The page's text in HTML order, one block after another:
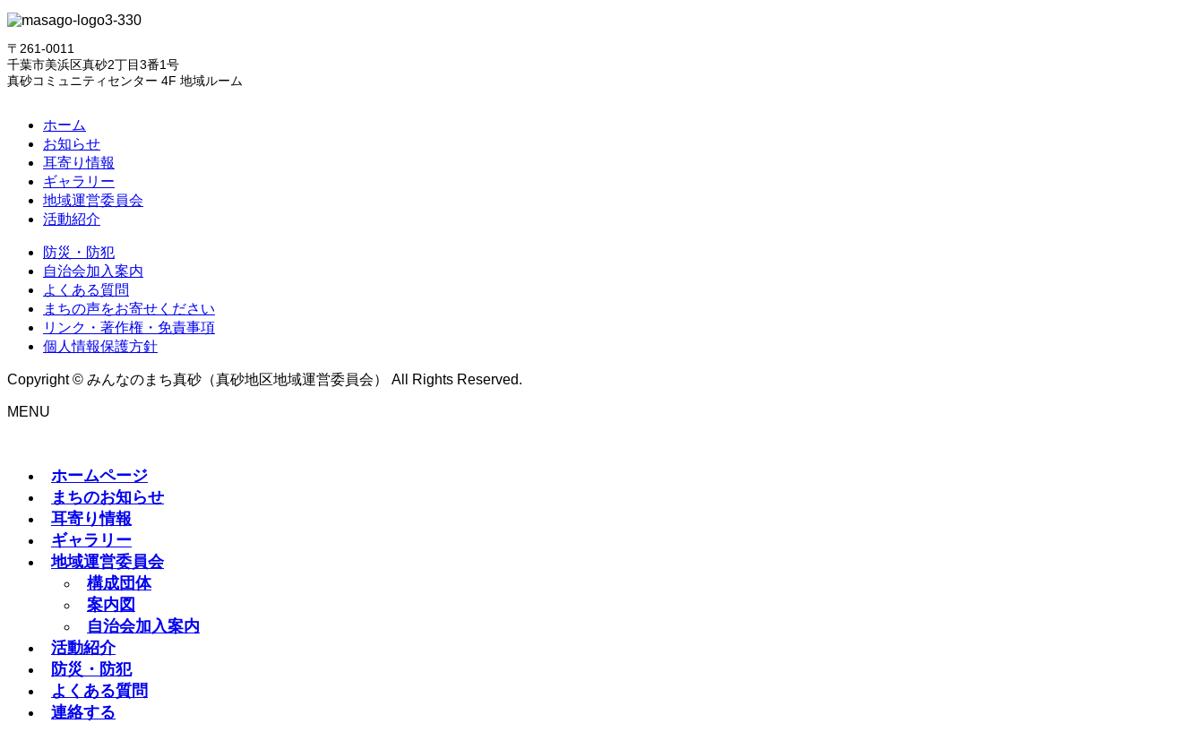
〒261-0011
千葉市美浜区真砂2丁目3番1号
真砂コミュニティセンター 4F 地域ルーム
ホーム
お知らせ
耳寄り情報
ギャラリー
地域運営委員会
活動紹介
防災・防犯
自治会加入案内
よくある質問
まちの声をお寄せください
リンク・著作権・免責事項
個人情報保護方針
Copyright © みんなのまち真砂（真砂地区地域運営委員会） All Rights Reserved.
MENU
ホームページ
まちのお知らせ
耳寄り情報
ギャラリー
地域運営委員会
構成団体
案内図
自治会加入案内
活動紹介
防災・防犯
よくある質問
連絡する